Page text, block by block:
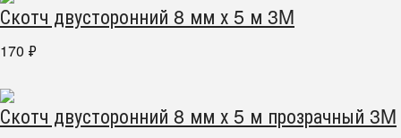
Скотч двусторонний 8 мм х 5 м 3M
170 ₽
Скотч двусторонний 8 мм х 5 м прозрачный 3M